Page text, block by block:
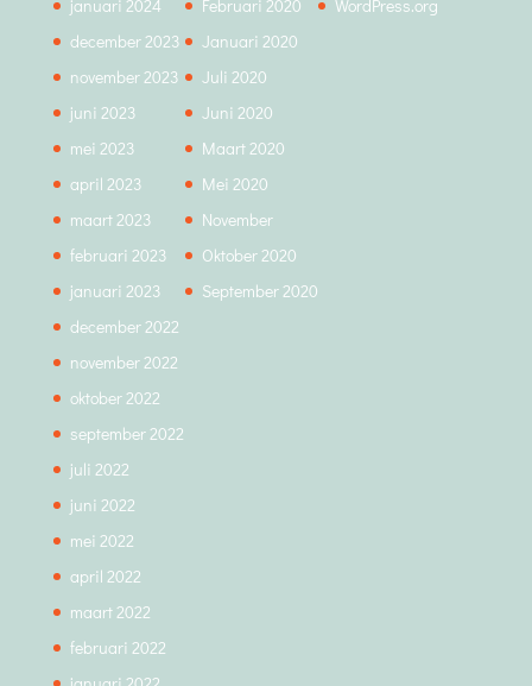
januari 2024
december 2023
november 2023
juni 2023
mei 2023
april 2023
maart 2023
februari 2023
januari 2023
december 2022
november 2022
oktober 2022
september 2022
juli 2022
juni 2022
mei 2022
april 2022
maart 2022
februari 2022
Februari 2020
Januari 2020
Juli 2020
Juni 2020
Maart 2020
Mei 2020
November
Oktober 2020
September 2020
WordPress.org